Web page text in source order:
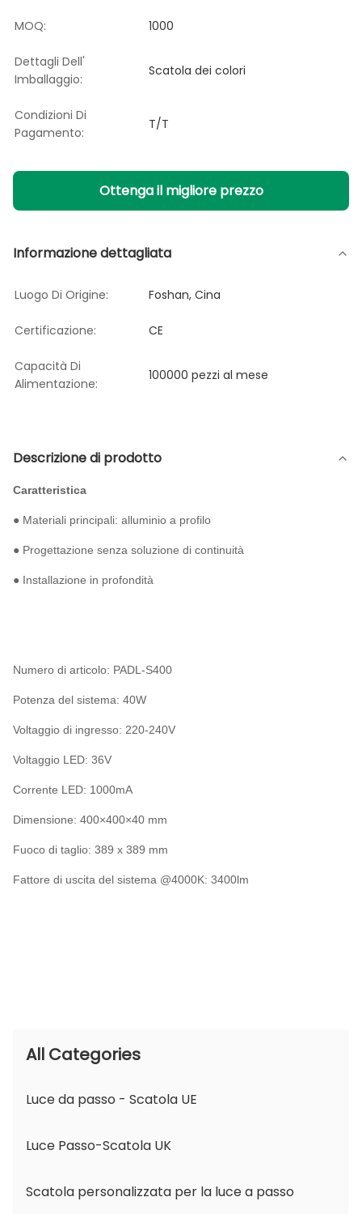
MOQ: 1000
Dettagli Dell'
Imballaggio:
Scatola dei colori
Condizioni Di
Pagamento:
T/T
Ottenga il migliore prezzo
Informazione dettagliata
Luogo Di Origine: Foshan, Cina
Certificazione: CE
Capacità Di
Alimentazione:
100000 pezzi al mese
Descrizione di prodotto
Caratteristica
● Materiali principali: alluminio a profilo
● Progettazione senza soluzione di continuità
● Installazione in profondità
Numero di articolo: PADL-S400
Potenza del sistema: 40W
Voltaggio di ingresso: 220-240V
Voltaggio LED: 36V
Corrente LED: 1000mA
Dimensione: 400×400×40 mm
Fuoco di taglio: 389 x 389 mm
Fattore di uscita del sistema @4000K: 3400lm
All Categories
Luce da passo - Scatola UE
Luce Passo-Scatola UK
Scatola personalizzata per la luce a passo